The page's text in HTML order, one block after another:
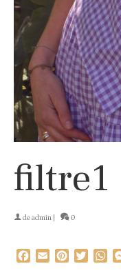
filtre1
deadmin 0
Facebook
EmailPinterest